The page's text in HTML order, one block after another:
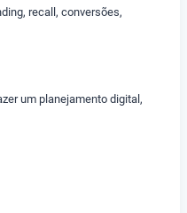
recall, conversões,
um planejamento digital,